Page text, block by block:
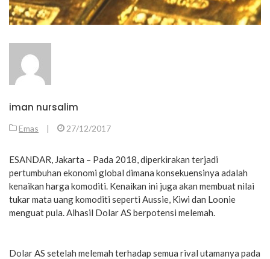
iman nursalim
Emas | 27/12/2017
ESANDAR, Jakarta – Pada 2018, diperkirakan terjadi
pertumbuhan ekonomi global dimana konsekuensinya adalah
kenaikan harga komoditi. Kenaikan ini juga akan membuat nilai
tukar mata uang komoditi seperti Aussie, Kiwi dan Loonie
menguat pula. Alhasil Dolar AS berpotensi melemah.
Dolar AS setelah melemah terhadap semua rival utamanya pada